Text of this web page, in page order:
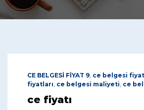
CE BELGESİ FİYAT 9, ce belgesi
fiyatları, ce belgesi maliyeti, ce
ce fiyatı